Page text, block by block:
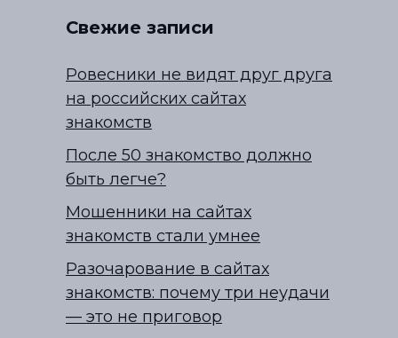
Свежие записи
Ровесники не видят друг друга
на российских сайтах
знакомств
После 50 знакомство должно
быть легче?
Мошенники на сайтах
знакомств стали умнее
Разочарование в сайтах
знакомств: почему три неудачи
— это не приговор